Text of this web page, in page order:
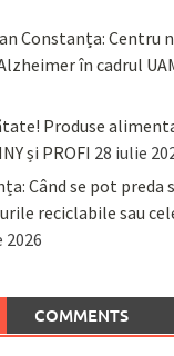
Constanța: Centru
în cadrul
Produse
și PROFI 28 iulie
Când se pot preda
reciclabile sau
2026
COMMENTS